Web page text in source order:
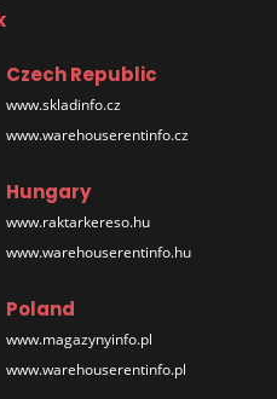
Czech Republic
www.skladinfo.cz
www.warehouserentinfo.cz
Hungary
www.raktarkereso.hu
www.warehouserentinfo.hu
Poland
www.magazynyinfo.pl
www.warehouserentinfo.pl